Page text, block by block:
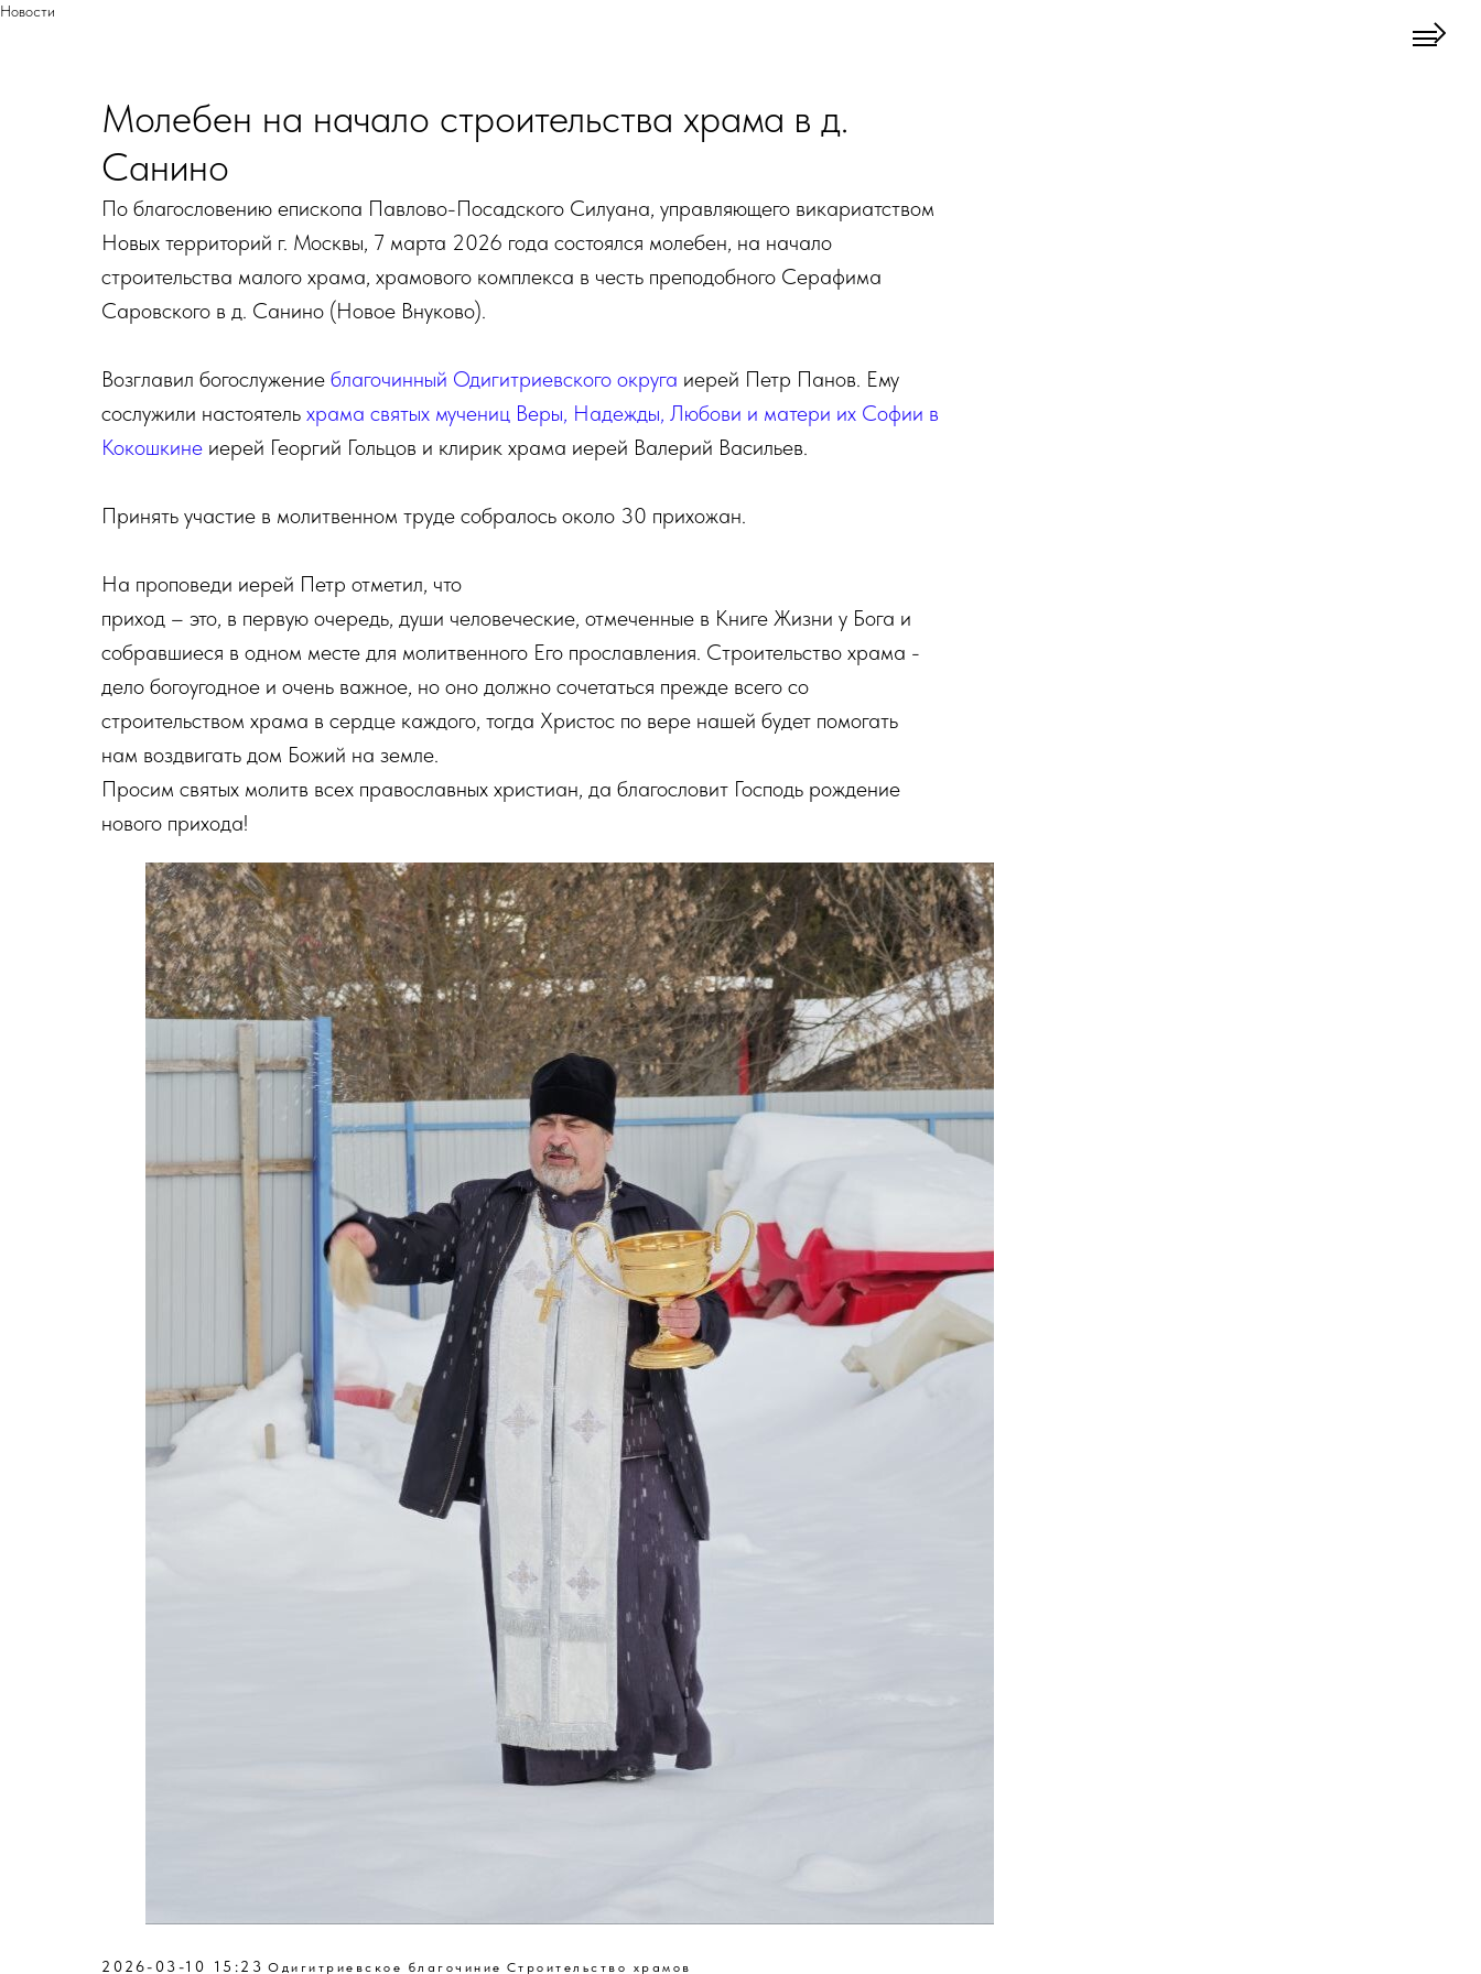
Новости
Молебен на начало строительства храма в д.
Санино
По благословению епископа Павлово-Посадского Силуана, управляющего викариатством
Новых территорий г. Москвы, 7 марта 2026 года состоялся молебен, на начало
строительства малого храма, храмового комплекса в честь преподобного Серафима
Саровского в д. Санино (Новое Внуково).
Возглавил богослужение благочинный Одигитриевского округа иерей Петр Панов. Ему
сослужили настоятель храма святых мучениц Веры, Надежды, Любови и матери их Софии в
Кокошкине иерей Георгий Гольцов и клирик храма иерей Валерий Васильев.
Принять участие в молитвенном труде собралось около 30 прихожан.
На проповеди иерей Петр отметил, что
приход – это, в первую очередь, души человеческие, отмеченные в Книге Жизни у Бога и
собравшиеся в одном месте для молитвенного Его прославления. Строительство храма -
дело богоугодное и очень важное, но оно должно сочетаться прежде всего со
строительством храма в сердце каждого, тогда Христос по вере нашей будет помогать
нам воздвигать дом Божий на земле.
Просим святых молитв всех православных христиан, да благословит Господь рождение
нового прихода!
2026-03-10 15:23 Одигитриевское благочиние Строительство храмов